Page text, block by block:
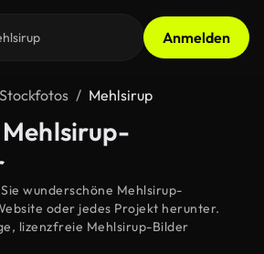
Anmelden
Mehlsirup
wunderschöne Mehlsirup-
oder jedes Projekt herunter.
lizenzfreie Mehlsirup-Bilder